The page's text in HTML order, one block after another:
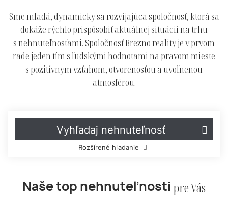
Smemladá,dynamickysarozvíjajúcaspoločnosť,ktorása
dokážerýchloprispôsobiťaktuálnejsituáciinatrhu
snehnuteľnosťami.SpoločnosťBreznorealityjevprvom
radejedentímsľudskýmihodnotaminapravommieste
spozitívnymvzťahom,otvorenosťouauvoľnenou
atmosférou.
Vyhľadaj nehnuteľnosť
Rozšírené hľadanie
Naše top nehnuteľnosti preVás